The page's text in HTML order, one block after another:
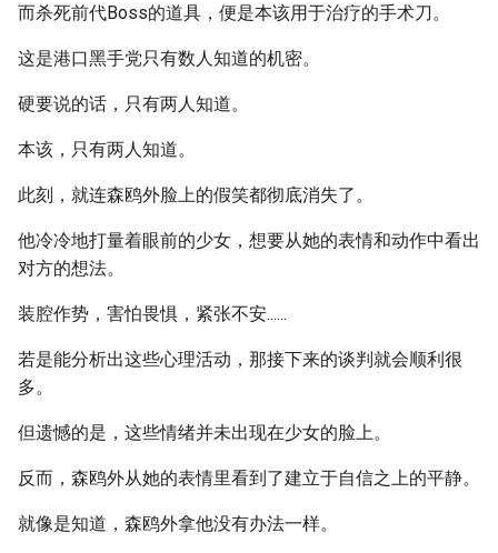
而杀死前代Boss的道具，便是本该用于治疗的手术刀。
这是港口黑手党只有数人知道的机密。
硬要说的话，只有两人知道。
本该，只有两人知道。
此刻，就连森鸥外脸上的假笑都彻底消失了。
他冷冷地打量着眼前的少女，想要从她的表情和动作中看出
对方的想法。
装腔作势，害怕畏惧，紧张不安......
若是能分析出这些心理活动，那接下来的谈判就会顺利很
多。
但遗憾的是，这些情绪并未出现在少女的脸上。
反而，森鸥外从她的表情里看到了建立于自信之上的平静。
就像是知道，森鸥外拿他没有办法一样。